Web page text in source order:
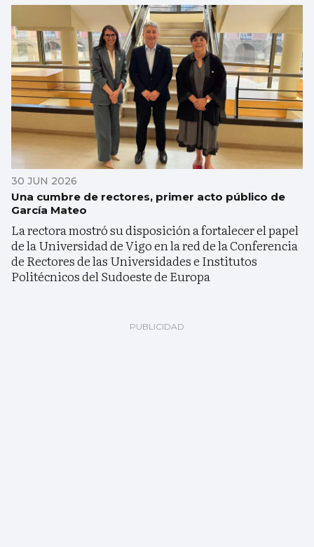
30 JUN 2026
Una cumbre de rectores, primer acto público de
García Mateo
La rectora mostró su disposición a fortalecer el papel
de la Universidad de Vigo en la red de la Conferencia
de Rectores de las Universidades e Institutos
Politécnicos del Sudoeste de Europa